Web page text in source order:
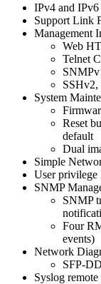
IPv4 and IPv6
Support Link
Management
Web
Telnet
System
Reset
default
Dual
Simple
User privilege
SNMP
SNMP
Four
events)
Network
SFP-
Syslog remote